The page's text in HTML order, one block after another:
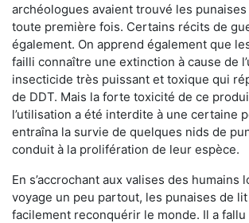
archéologues avaient trouvé les
toute première fois. Certains récits de
également. On apprend également que
failli connaître une extinction à cause de
insecticide très puissant et toxique qui
de DDT. Mais la forte toxicité de ce
l’utilisation a été interdite à une certaine
entraîna la survie de quelques nids de
conduit à la prolifération de leur espèce.
En s’accrochant aux valises des humains
voyage un peu partout, les punaises de
facilement reconquérir le monde. Il a